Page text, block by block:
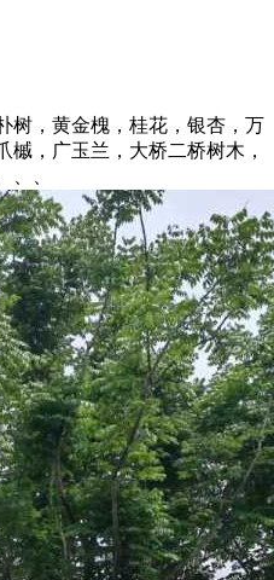
树，黄金槐，桂花，银杏，万
，广玉兰，大桥二桥树木，
、、